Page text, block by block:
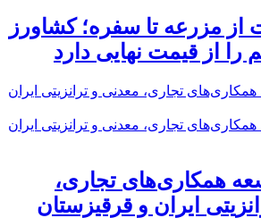
از مزرعه تا سفره؛ کشاورز
را از قیمت نهایی دارد
همکاری‌های تجاری،
ایران و قرقیزستان